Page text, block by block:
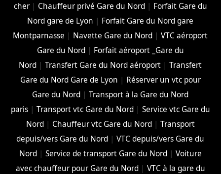
cher| Chauffeur privé Gare du Nord| Forfait Gare du
Nord gare de Lyon | Forfait Gare du Nord gare
Montparnasse | Navette Gare du Nord |VTC aéroport
Gare du Nord| Forfait aéroport _Gare du
Nord |Transfert Gare du Nord aéroport |Transfert
Gare du Nord Gare de Lyon | Réserver un vtc pour
Gare du Nord |Transport à la Gare du Nord
paris| Transport vtc Gare du Nord| Service vtc Gare du
Nord| Chauffeur vtc Gare du Nord| Transport
depuis/vers Gare du Nord |VTC depuis/vers Gare du
Nord| Service de transport Gare du Nord| Voiture
avec chauffeur pour Gare du Nord| VTC à la gare du